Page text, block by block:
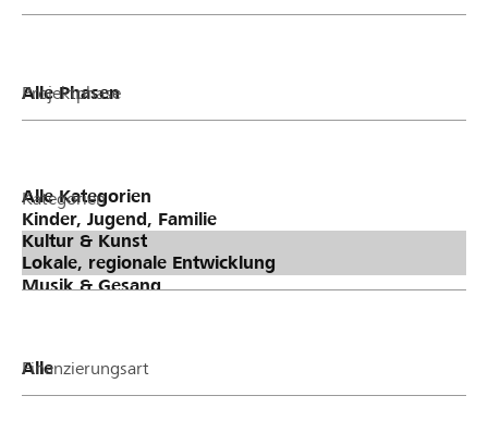
Projektphase
Kategorien
Finanzierungsart